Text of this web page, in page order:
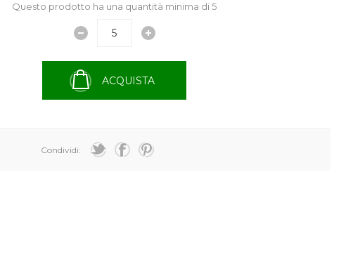
Questo prodotto ha una quantità minima di 5
ACQUISTA
Condividi: